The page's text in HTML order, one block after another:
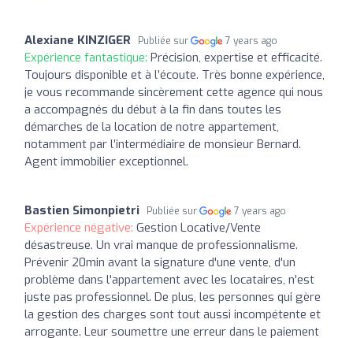
Alexiane KINZIGER Publiée sur 7 years ago
Expérience fantastique: Précision, expertise et efficacité.
Toujours disponible et à l’écoute. Très bonne expérience,
je vous recommande sincèrement cette agence qui nous
a accompagnés du début à la fin dans toutes les
démarches de la location de notre appartement,
notamment par l’intermédiaire de monsieur Bernard.
Agent immobilier exceptionnel.
Bastien Simonpietri Publiée sur 7 years ago
Expérience négative: Gestion Locative/Vente
désastreuse. Un vrai manque de professionnalisme.
Prévenir 20min avant la signature d'une vente, d'un
problème dans l'appartement avec les locataires, n'est
juste pas professionnel. De plus, les personnes qui gère
la gestion des charges sont tout aussi incompétente et
arrogante. Leur soumettre une erreur dans le paiement